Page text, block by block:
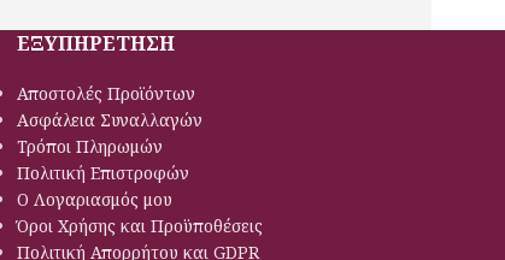
ΕΞΥΠΗΡΕΤΗΣΗ
Αποστολές Προϊόντων
Ασφάλεια Συναλλαγών
Τρόποι Πληρωμών
Πολιτική Eπιστροφών
Ο Λογαριασμός μου
Όροι Χρήσης και Προϋποθέσεις
Πολιτική Απορρήτου και GDPR